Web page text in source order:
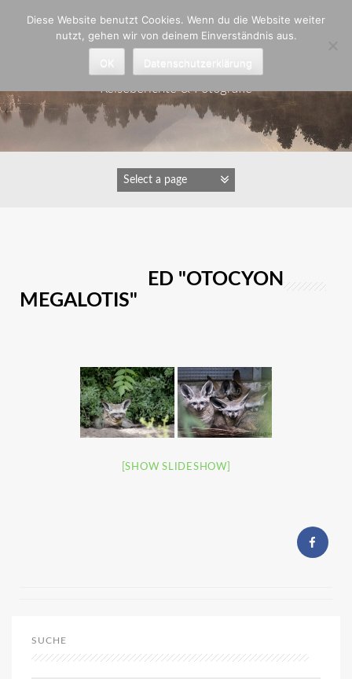
Astrid Padberg
Reiseberichte & Fotografie
IMAGES TAGGED "OTOCYON
MEGALOTIS"
[SHOW SLIDESHOW]
SUCHE
Diese Website benutzt Cookies. Wenn du die Website weiter
nutzt, gehen wir von deinem Einverständnis aus.